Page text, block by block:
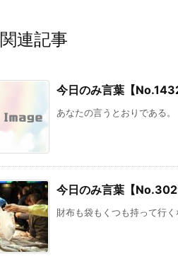
関連記事
今日のみ言葉【
あなたの言うとおりであ
今日のみ言葉【
財布も袋もくつも持って